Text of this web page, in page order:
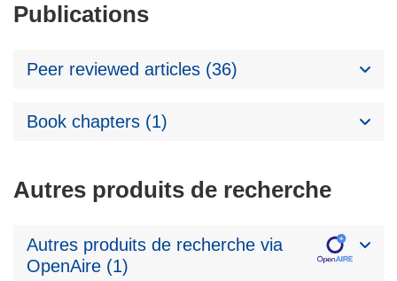
Publications
Peer reviewed articles (36)
Book chapters (1)
Autres produits de recherche
Autres produits de recherche via
OpenAire (1)